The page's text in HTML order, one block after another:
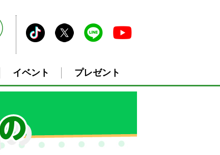
イベント プレゼント